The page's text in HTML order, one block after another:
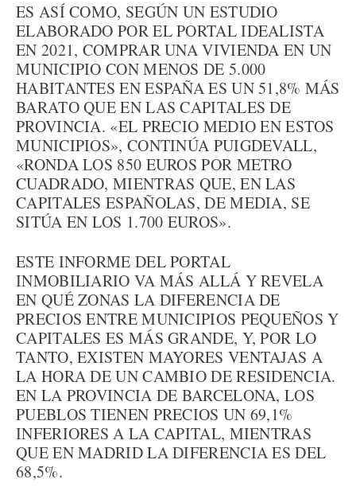
ES ASÍ COMO, SEGÚN UN ESTUDIO
ELABORADO POR EL PORTAL IDEALISTA
EN 2021, COMPRAR UNA VIVIENDA EN UN
MUNICIPIO CON MENOS DE 5.000
HABITANTES EN ESPAÑA ES UN 51,8% MÁS
BARATO QUE EN LAS CAPITALES DE
PROVINCIA. «EL PRECIO MEDIO EN ESTOS
MUNICIPIOS», CONTINÚA PUIGDEVALL,
«RONDA LOS 850 EUROS POR METRO
CUADRADO, MIENTRAS QUE, EN LAS
CAPITALES ESPAÑOLAS, DE MEDIA, SE
SITÚA EN LOS 1.700 EUROS».
ESTE INFORME DEL PORTAL
INMOBILIARIO VA MÁS ALLÁ Y REVELA
EN QUÉ ZONAS LA DIFERENCIA DE
PRECIOS ENTRE MUNICIPIOS PEQUEÑOS Y
CAPITALES ES MÁS GRANDE, Y, POR LO
TANTO, EXISTEN MAYORES VENTAJAS A
LA HORA DE UN CAMBIO DE RESIDENCIA.
EN LA PROVINCIA DE BARCELONA, LOS
PUEBLOS TIENEN PRECIOS UN 69,1%
INFERIORES A LA CAPITAL, MIENTRAS
QUE EN MADRID LA DIFERENCIA ES DEL
68,5%.